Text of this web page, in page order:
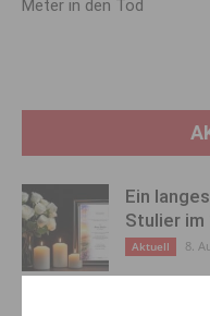
Meter in den Tod
Ein
Stulier im
Aktuell 8.
Ehrung